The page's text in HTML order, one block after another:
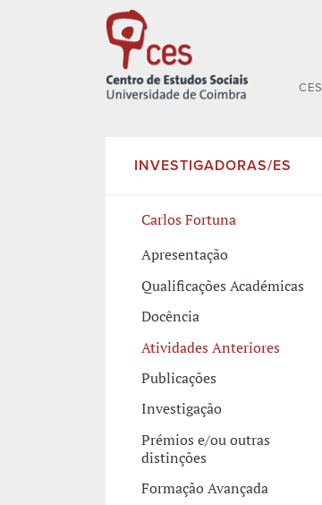
CES
INVESTIGADORAS/ES
Carlos Fortuna
Apresentação
Qualificações Académicas
Docência
Atividades Anteriores
Publicações
Investigação
Prémios e/ou outras
distinções
Formação Avançada